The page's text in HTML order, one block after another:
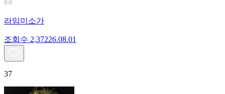
라임미소가
조회수 2,37226.08.01
37